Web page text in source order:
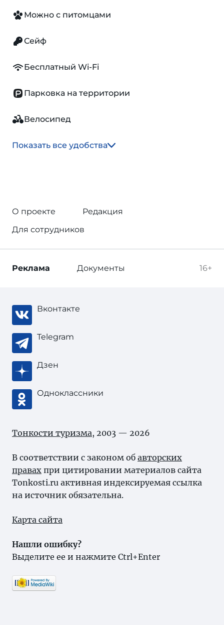
Можно с питомцами
Сейф
Бесплатный Wi-Fi
Парковка на территории
Велосипед
Показать все удобства
О проекте
Редакция
Для сотрудников
16+
Реклама Документы
Вконтакте
Telegram
Дзен
Одноклассники
Тонкости туризма, 2003 — 2026
В соответствии с законом об авторских
правах при цитировании материалов сайта
Tonkosti.ru активная индексируемая ссылка
на источник обязательна.
Карта сайта
Нашли ошибку?
Выделите ее и нажмите Ctrl+Enter